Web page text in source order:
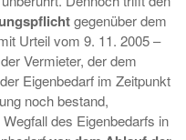
gegenüber dem
Urteil vom 9. 11. 2005 –
Vermieter, der dem
Eigenbedarf im Zeitpunkt
noch bestand,
des Eigenbedarfs in